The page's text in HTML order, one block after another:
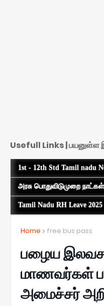
Usefull Links |
1st - 12th Std Tamil nadu
அரசு பொதுவிடுமுறை
Tamil Nadu RH Leave
Home free bus pass
பழைய
மாணவர்கள்
அமைச்சர்